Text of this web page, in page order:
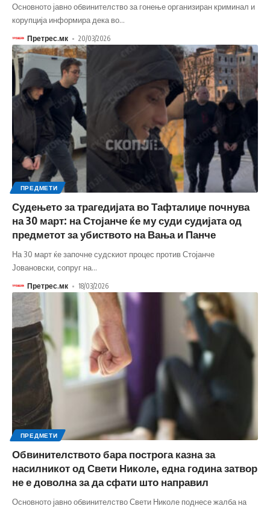
Основното јавно обвинителство за гонење организиран криминал и
корупција информира дека во…
Претрес.мк 20/03/2026
ПРЕДМЕТИ
Судењето за трагедијата во Тафталиџе почнува
на 30 март: на Стојанче ќе му суди судијата од
предметот за убиството на Вања и Панче
На 30 март ќе започне судскиот процес против Стојанче
Јовановски, сопруг на…
Претрес.мк 18/03/2026
ПРЕДМЕТИ
Обвинителството бара построга казна за
насилникот од Свети Николе, една година затвор
не е доволна за да сфати што направил
Основното јавно обвинителство Свети Николе поднесе жалба на